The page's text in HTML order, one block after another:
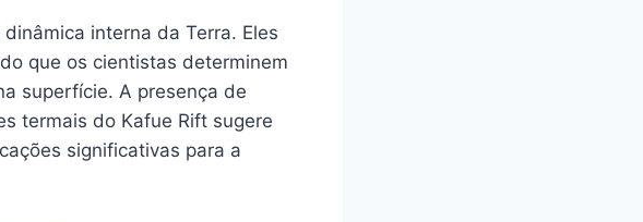
interna da Terra. Eles
que os cientistas determinem
superfície. A presença de
termais do Kafue Rift sugere
significativas para a